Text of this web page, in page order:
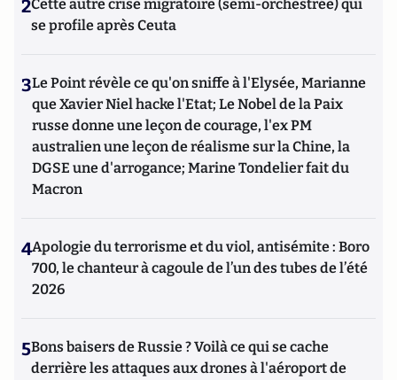
2Cette autre crise migratoire (semi-orchestrée) qui
se profile après Ceuta
3Le Point révèle ce qu'on sniffe à l'Elysée, Marianne
que Xavier Niel hacke l'Etat; Le Nobel de la Paix
russe donne une leçon de courage, l'ex PM
australien une leçon de réalisme sur la Chine, la
DGSE une d'arrogance; Marine Tondelier fait du
Macron
4Apologie du terrorisme et du viol, antisémite : Boro
700, le chanteur à cagoule de l’un des tubes de l’été
2026
5Bons baisers de Russie ? Voilà ce qui se cache
derrière les attaques aux drones à l'aéroport de